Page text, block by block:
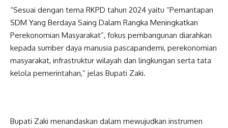
“Sesuai dengan tema RKPD tahun 2024 yaitu “Pemantapan
SDM Yang Berdaya Saing Dalam Rangka Meningkatkan
Perekonomian Masyarakat”, fokus pembangunan diarahkan
kepada sumber daya manusia pascapandemi, perekonomian
masyarakat, infrastruktur wilayah dan lingkungan serta tata
kelola pemerintahan,” jelas Bupati Zaki.
Bupati Zaki menandaskan dalam mewujudkan instrumen